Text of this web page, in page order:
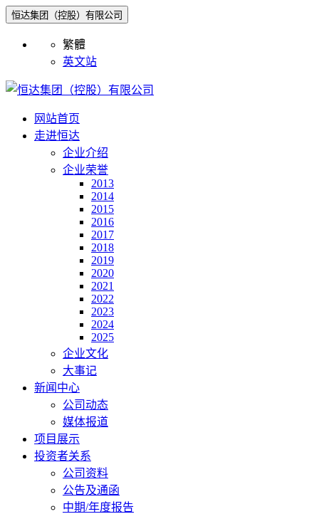
恒达集团（控股）有限公司
繁體
英文站
网站首页
走进恒达
企业介绍
企业荣誉
2013
2014
2015
2016
2017
2018
2019
2020
2021
2022
2023
2024
2025
企业文化
大事记
新闻中心
公司动态
媒体报道
项目展示
投资者关系
公司资料
公告及通函
中期/年度报告